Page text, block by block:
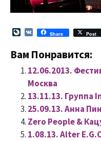
e
J
o
n
a
l
Share Post
Вам Понравится:
12.06.2013.
Москва
13.11.13. Группа
25.09.13. Анна
Zero People &
1.08.13. Alter